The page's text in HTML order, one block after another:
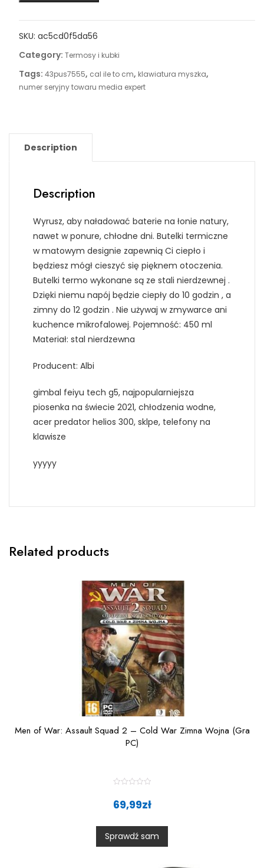
SKU: ac5cd0f5da56
Category: Termosy i kubki
Tags: 43pus7555, cal ile to cm, klawiatura myszka,
numer seryjny towaru media expert
Description
Description
Wyrusz, aby naładować baterie na łonie natury,
nawet w ponure, chłodne dni. Butelki termiczne
w matowym designie zapewnią Ci ciepło i
będziesz mógł cieszyć się pięknem otoczenia.
Butelki termo wykonane są ze stali nierdzewnej .
Dzięki niemu napój będzie ciepły do 10 godzin , a
zimny do 12 godzin . Nie używaj w zmywarce ani
kuchence mikrofalowej. Pojemność: 450 ml
Materiał: stal nierdzewna
Producent: Albi
gimbal feiyu tech g5, najpopularniejsza
piosenka na świecie 2021, chłodzenia wodne,
acer predator helios 300, sklpe, telefony na
klawisze
yyyyy
Related products
Men of War: Assault Squad 2 – Cold War Zimna Wojna (Gra
PC)
a
t
0
o
u
t
69,99zł
Sprawdź sam